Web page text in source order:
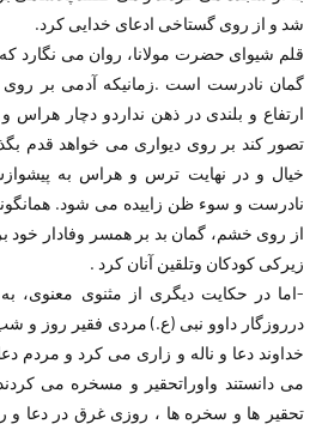
شد و از روی گستاخی ادعای خدایی کرد.
قلم شیوای حضرت مولانا، روان می نگارد
گمان نادرست است .زمانیکه آدمی بر
ارتفاع و بلندی در ذهن نداردو دچار
تصور کند بر روی دیواری می خواهد قدم
خیال و در نهایت ترس و هراس به
نادرست و سوء ظن زاییده می شود.
از روی خشم، گمان بد بر همسر وفادار خود
زیرکی کودکان وتلقین آنان کرد .
-اما در حکایت دیگری از مثنوی معنوی،
درروزگار داوو نبی (ع.) مردی فقیر روز و
خداوند دعا و ناله و زاری می کرد و مردم
می دانستند واوراتحقیر و مسخره می
تحقیر ها و سخره ها ، روزی غرق در دعا و